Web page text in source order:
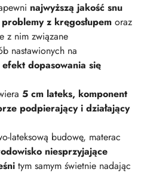
najwyższą jakość snu
z kręgosłupem oraz
z nim związane
nastawionych na
efekt dopasowania się
5 cm lateks, komponent
podpierający i działający
lateksową budowę, materac
niesprzyjające
tym samym świetnie nadając